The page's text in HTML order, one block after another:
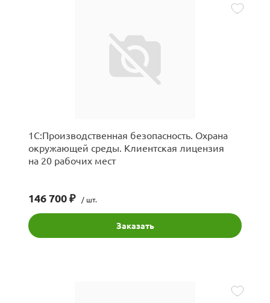
1С:Производственная безопасность. Охрана
окружающей среды. Клиентская лицензия
на 20 рабочих мест
146 700 ₽ / шт.
Заказать